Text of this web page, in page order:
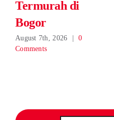
Termurah di
Bogor
August 7th, 2026
0
Comments